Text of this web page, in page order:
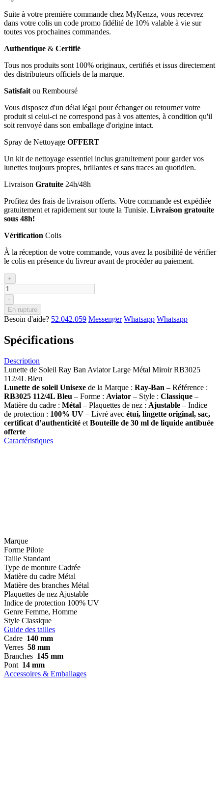
Suite à votre première commande chez MyKenza, vous recevrez
dans votre colis un code promo fidélité de 10% valable à vie sur
toutes vos prochaines commandes.
Authentique & Certifié
Tous nos produits sont 100% originaux, certifiés et issus directement
des distributeurs officiels de la marque.
Satisfait ou Remboursé
Vous disposez d'un délai légal pour échanger ou retourner votre
produit si celui-ci ne correspond pas à vos attentes, à condition qu'il
soit renvoyé dans son emballage d'origine intact.
Spray de Nettoyage OFFERT
Un kit de nettoyage essentiel inclus gratuitement pour garder vos
lunettes toujours propres, brillantes et sans traces au quotidien.
Livraison Gratuite 24h/48h
Profitez des frais de livraison offerts. Votre commande est expédiée
gratuitement et rapidement sur toute la Tunisie. Livraison gratouite
sous 48h!
Vérification Colis
À la réception de votre commande, vous avez la posibilité de vérifier
le colis en présence du livreur avant de procéder au paiement.
+
-
En rupture
Besoin d'aide? 52.042.059 Messenger Whatsapp Whatsapp
Spécifications
Description
Lunette de Soleil Ray Ban Aviator Large Métal Miroir RB3025
112/4L Bleu
Lunette de soleil Unisexe de la Marque : Ray-Ban – Référence :
RB3025 112/4L Bleu – Forme : Aviator – Style : Classique –
Matière du cadre : Métal – Plaquettes de nez : Ajustable – Indice
de protection : 100% UV – Livré avec étui, lingette original, sac,
certificat d’authenticité et Bouteille de 30 ml de liquide antibuée
offerte
Caractéristiques
Marque
Forme Pilote
Taille Standard
Type de monture Cadrée
Matière du cadre Métal
Matière des branches Métal
Plaquettes de nez Ajustable
Indice de protection 100% UV
Genre Femme, Homme
Style Classique
Guide des tailles
Cadre 140 mm
Verres 58 mm
Branches 145 mm
Pont 14 mm
Accessoires & Emballages